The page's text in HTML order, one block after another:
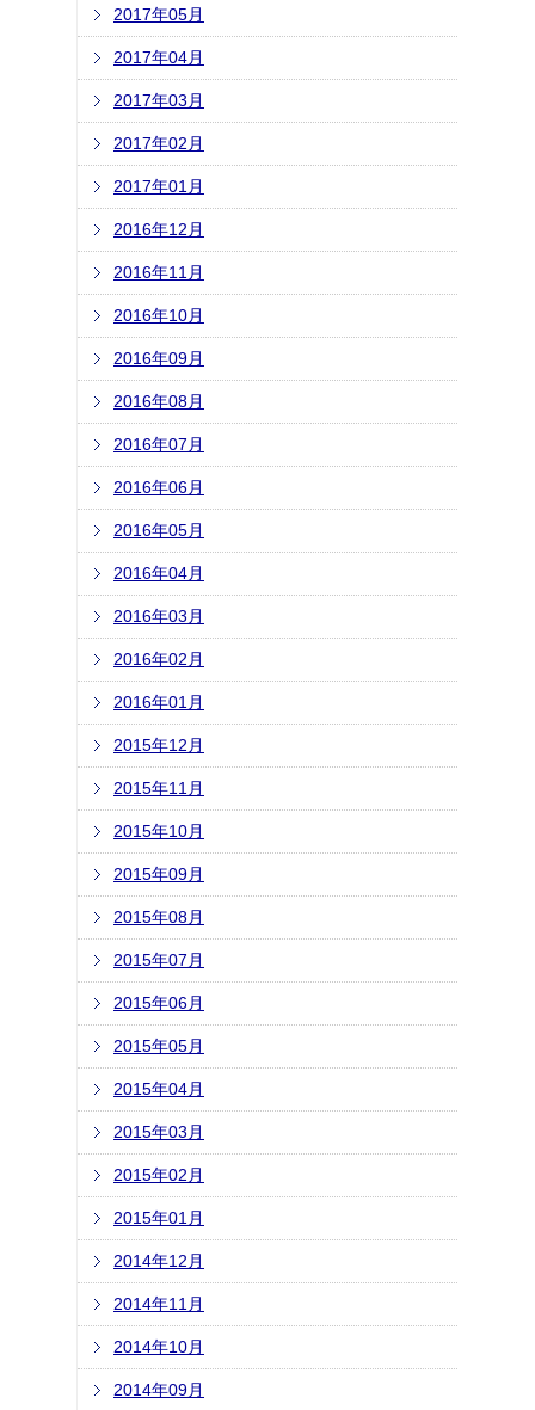
2017年05月
2017年04月
2017年03月
2017年02月
2017年01月
2016年12月
2016年11月
2016年10月
2016年09月
2016年08月
2016年07月
2016年06月
2016年05月
2016年04月
2016年03月
2016年02月
2016年01月
2015年12月
2015年11月
2015年10月
2015年09月
2015年08月
2015年07月
2015年06月
2015年05月
2015年04月
2015年03月
2015年02月
2015年01月
2014年12月
2014年11月
2014年10月
2014年09月